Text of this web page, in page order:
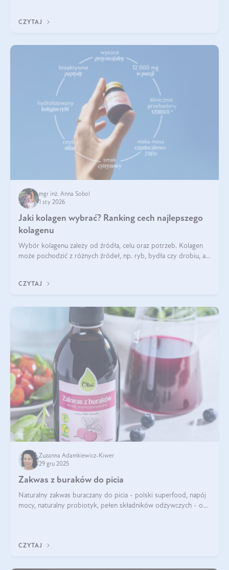
CZYTAJ
mgr inż. Anna Sobol
1 sty 2026
Jaki kolagen wybrać? Ranking cech najlepszego
kolagenu
Wybór kolagenu zależy od źródła, celu oraz potrzeb. Kolagen
może pochodzić z różnych źródeł, np. ryb, bydła czy drobiu, a
bydlęcy.
CZYTAJ
Zuzanna Adamkiewicz-Kiwer
29 gru 2025
Zakwas z buraków do picia
Naturalny zakwas buraczany do picia - polski superfood, napój
mocy, naturalny probiotyk, pełen składników odżywczych - o
CZYTAJ